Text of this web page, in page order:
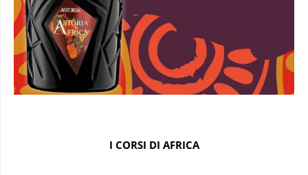
I CORSI DI AFRICA